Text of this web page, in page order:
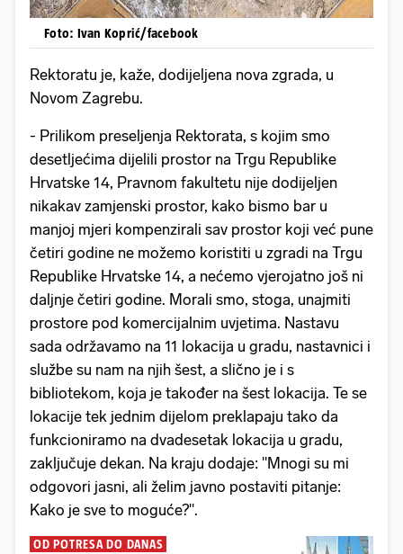
Foto: Ivan Koprić/facebook
Rektoratu je, kaže, dodijeljena nova zgrada, u
Novom Zagrebu.
- Prilikom preseljenja Rektorata, s kojim smo
desetljećima dijelili prostor na Trgu Republike
Hrvatske 14, Pravnom fakultetu nije dodijeljen
nikakav zamjenski prostor, kako bismo bar u
manjoj mjeri kompenzirali sav prostor koji već pune
četiri godine ne možemo koristiti u zgradi na Trgu
Republike Hrvatske 14, a nećemo vjerojatno još ni
daljnje četiri godine. Morali smo, stoga, unajmiti
prostore pod komercijalnim uvjetima. Nastavu
sada održavamo na 11 lokacija u gradu, nastavnici i
službe su nam na njih šest, a slično je i s
bibliotekom, koja je također na šest lokacija. Te se
lokacije tek jednim dijelom preklapaju tako da
funkcioniramo na dvadesetak lokacija u gradu,
zaključuje dekan. Na kraju dodaje: "Mnogi su mi
odgovori jasni, ali želim javno postaviti pitanje:
Kako je sve to moguće?".
OD POTRESA DO DANAS